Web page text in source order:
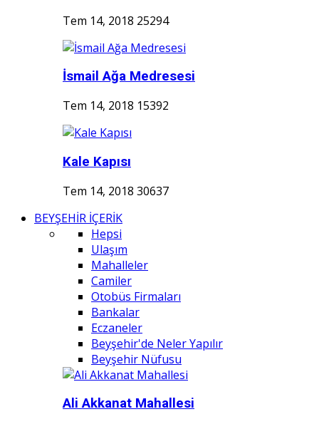
Tem 14, 2018 25294
İsmail Ağa Medresesi
Tem 14, 2018 15392
Kale Kapısı
Tem 14, 2018 30637
BEYŞEHİR İÇERİK
Hepsi
Ulaşım
Mahalleler
Camiler
Otobüs Firmaları
Bankalar
Eczaneler
Beyşehir'de Neler Yapılır
Beyşehir Nüfusu
Ali Akkanat Mahallesi